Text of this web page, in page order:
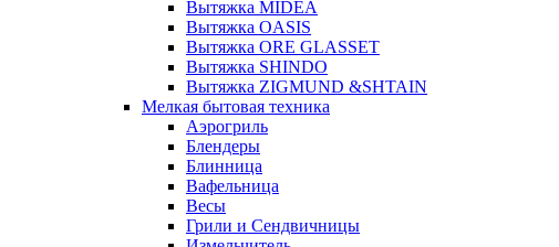
Вытяжка MIDEA
Вытяжка OASIS
Вытяжка ORE GLASSET
Вытяжка SHINDO
Вытяжка ZIGMUND &SHTAIN
Мелкая бытовая техника
Аэрогриль
Блендеры
Блинница
Вафельница
Весы
Грили и Сендвичницы